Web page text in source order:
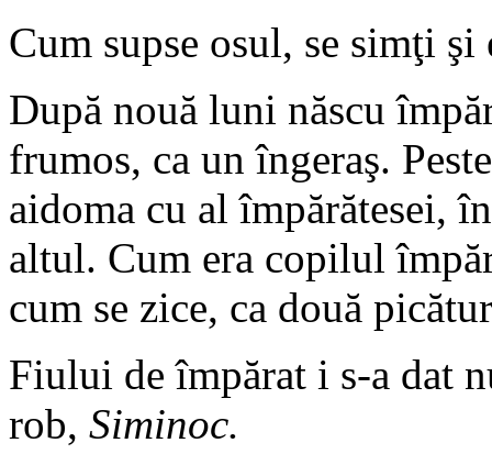
Cum supse osul, se simţi şi
După nouă luni născu
frumos, ca un îngeraş.
aidoma cu al împărătesei,
altul. Cum era copilul
cum se zice, ca două
Fiului de împărat i s-a dat
rob, Siminoc.